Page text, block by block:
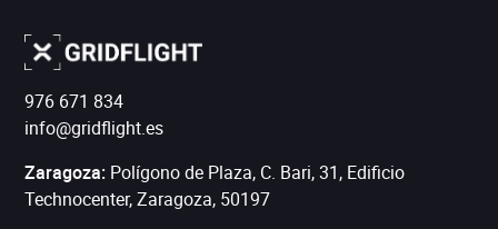
976 671 834
info@gridflight.es
Zaragoza: Polígono de Plaza, C. Bari, 31, Edificio
Technocenter,Zaragoza, 50197